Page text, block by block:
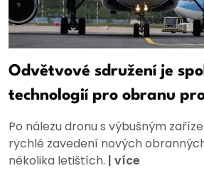
Odvětvové sdružení je
technologií pro obranu
Po nálezu dronu s výbušným
rychlé zavedení nových
několika letištích. | více